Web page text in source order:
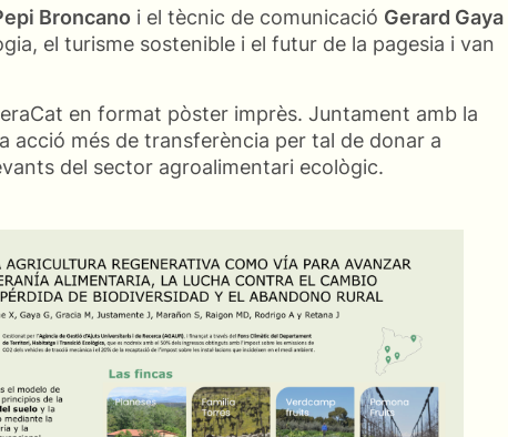
Broncano i el tècnic de comunicació Gerard Gaya
el turisme sostenible i el futur de la pagesia i van
en format pòster imprès. Juntament amb la
acció més de transferència per tal de donar a
del sector agroalimentari ecològic.